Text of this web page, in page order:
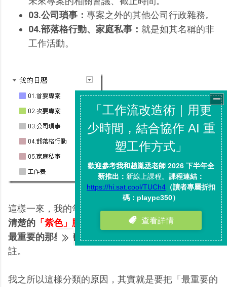
03.公司瑣事： 專案之外的其他公司行政雜務。
04.部落格行動、家庭私事： 就是如其名稱的非
工作活動。
這樣一來，我的每個月行事曆中，都可以看到一條很
清楚的 「紫色」脈絡線（首要專案），標註了這個月
最重要的那些行程
註。
我之所以這樣分類的原因，其實就是要把「最重要的